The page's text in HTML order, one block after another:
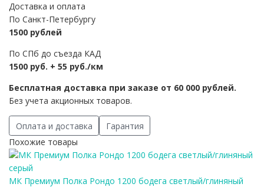
Доставка и оплата
По Санкт-Петербургу
1500 рублей
По СПб до съезда КАД
1500 руб. + 55 руб./км
Бесплатная доставка при заказе от 60 000 рублей.
Без учета акционных товаров.
Оплата и доставка
Гарантия
Похожие товары
МК Премиум Полка Рондо 1200 бодега светлый/глиняный